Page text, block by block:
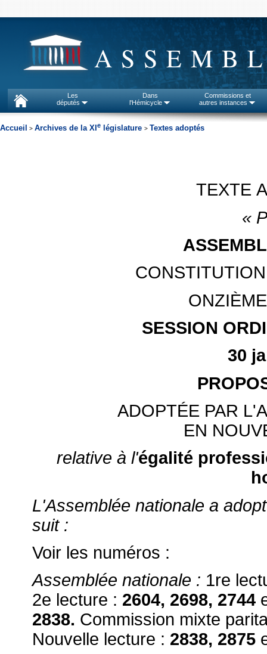
Les
députés
Dans
l'Hémicycle
Commissions et
autres instances
Accueil > Archives de la XI e législature > Textes adoptés
TEXTE
«
SESSION
30
ADOPTÉE PAR
EN
relative à l'égalité
L'Assemblée nationale a
suit :
Voir les numéros :
Assemblée nationale : 1re
2e lecture : 2604, 2698, 2744
2838. Commission mixte
Nouvelle lecture : 2838, 2875